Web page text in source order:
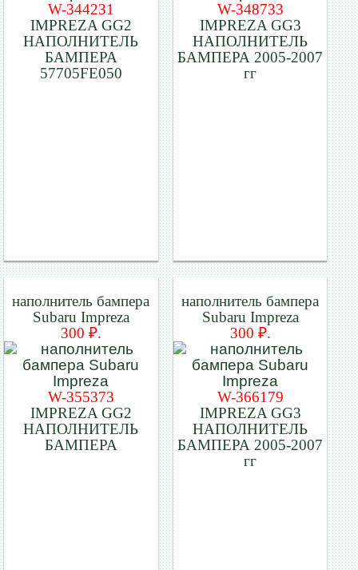
W-344231
IMPREZA GG2
НАПОЛНИТЕЛЬ
БАМПЕРА
57705FE050
W-348733
IMPREZA GG3
НАПОЛНИТЕЛЬ
БАМПЕРА 2005-2007
гг
наполнитель бампера
Subaru Impreza
300 ₽.
W-355373
IMPREZA GG2
НАПОЛНИТЕЛЬ
БАМПЕРА
наполнитель бампера
Subaru Impreza
300 ₽.
W-366179
IMPREZA GG3
НАПОЛНИТЕЛЬ
БАМПЕРА 2005-2007
гг